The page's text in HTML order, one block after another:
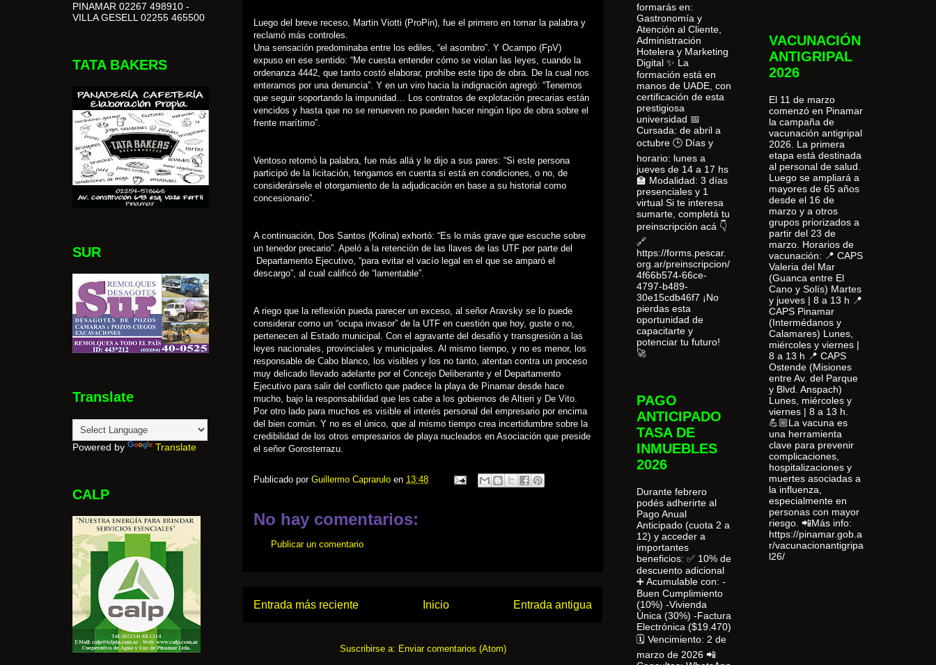
Luego del breve receso, Martin Viotti (ProPin), fue el primero en tomar la palabra y
reclamó más controles.
Una sensación predominaba entre los ediles, “el asombro”. Y Ocampo (FpV)
expuso en ese sentido: “Me cuesta entender cómo se violan las leyes, cuando la
ordenanza 4442, que tanto costó elaborar, prohíbe este tipo de obra. De la cual nos
enteramos por una denuncia”. Y en un viro hacia la indignación agregó: “Tenemos
que seguir soportando la impunidad… Los contratos de explotación precarias están
vencidos y hasta que no se renueven no pueden hacer ningún tipo de obra sobre el
frente marítimo”.
Ventoso retomó la palabra, fue más allá y le dijo a sus pares: “Si este persona
participó de la licitación, tengamos en cuenta si está en condiciones, o no, de
considerársele el otorgamiento de la adjudicación en base a su historial como
concesionario”.
A continuación, Dos Santos (Kolina) exhortó: “Es lo más grave que escuche sobre
un tenedor precario”. Apeló a la retención de las llaves de las UTF por parte del
Departamento Ejecutivo, “para evitar el vacío legal en el que se amparó el
descargo”, al cual calificó de “lamentable”.
A riego que la reflexión pueda parecer un exceso, al señor Aravsky se lo puede
considerar como un “ocupa invasor” de la UTF en cuestión que hoy, guste o no,
pertenecen al Estado municipal. Con el agravante del desafió y transgresión a las
leyes nacionales, provinciales y municipales. Al mismo tiempo, y no es menor, los
responsable de Cabo blanco, los visibles y los no tanto, atentan contra un proceso
muy delicado llevado adelante por el Concejo Deliberante y el Departamento
Ejecutivo para salir del conflicto que padece la playa de Pinamar desde hace
mucho, bajo la responsabilidad que les cabe a los gobiernos de Altieri y De Vito.
Por otro lado para muchos es visible el interés personal del empresario por encima
del bien común. Y no es el único, que al mismo tiempo crea incertidumbre sobre la
credibilidad de los otros empresarios de playa nucleados en Asociación que preside
el señor Gorosterrazu.
Publicado por Guillermo Caprarulo en 13:48
No hay comentarios:
Publicar un comentario
Entrada más reciente Entrada antigua
Inicio
Suscribirse a: Enviar comentarios (Atom)
PINAMAR 02267 498910 -
VILLA GESELL 02255 465500
TATA BAKERS
SUR
Translate
Powered by Translate
CALP
formarás en:
Gastronomía y
Atención al Cliente,
Administración
Hotelera y Marketing
Digital ✨ La
formación está en
manos de UADE, con
certificación de esta
prestigiosa
universidad 📅
Cursada: de abril a
octubre 🕒 Días y
horario: lunes a
jueves de 14 a 17 hs
🏫 Modalidad: 3 días
presenciales y 1
virtual Si te interesa
sumarte, completá tu
preinscripción acá 👇
🔗
https://forms.pescar.
org.ar/preinscripcion/
4f66b574-66ce-
4797-b489-
30e15cdb46f7 ¡No
pierdas esta
oportunidad de
capacitarte y
potenciar tu futuro!
🚀
PAGO
ANTICIPADO
TASA DE
INMUEBLES
2026
Durante febrero
podés adherirte al
Pago Anual
Anticipado (cuota 2 a
12) y acceder a
importantes
beneficios: ✅ 10% de
descuento adicional
➕ Acumulable con: -
Buen Cumplimiento
(10%) -Vivienda
Única (30%) -Factura
Electrónica ($19.470)
🗓 Vencimiento: 2 de
marzo de 2026 📲
VACUNACIÓN
ANTIGRIPAL
2026
El 11 de marzo
comenzó en Pinamar
la campaña de
vacunación antigripal
2026. La primera
etapa está destinada
al personal de salud.
Luego se ampliará a
mayores de 65 años
desde el 16 de
marzo y a otros
grupos priorizados a
partir del 23 de
marzo. Horarios de
vacunación: 📍 CAPS
Valeria del Mar
(Guanca entre El
Cano y Solís) Martes
y jueves | 8 a 13 h 📍
CAPS Pinamar
(Intermédanos y
Calamares) Lunes,
miércoles y viernes |
8 a 13 h 📍 CAPS
Ostende (Misiones
entre Av. del Parque
y Blvd. Anspach)
Lunes, miércoles y
viernes | 8 a 13 h.
💪🏼La vacuna es
una herramienta
clave para prevenir
complicaciones,
hospitalizaciones y
muertes asociadas a
la influenza,
especialmente en
personas con mayor
riesgo. 📲Más info:
https://pinamar.gob.a
r/vacunacionantigripa
l26/